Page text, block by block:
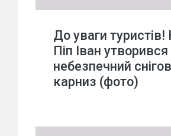
До уваги туристів!
Піп Іван утворився
небезпечний
карниз (фото)